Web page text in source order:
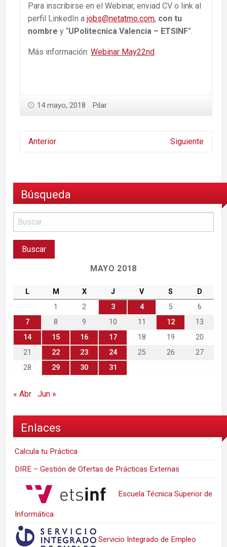
Para inscribirse en el Webinar, enviad CV o link al
perfil LinkedIn a jobs@netatmo.com, con tu
nombre y “UPolitecnica Valencia – ETSINF”.
Más información: Webinar May22nd
14 mayo, 2018 Pilar
Anterior Siguiente
Búsqueda
MAYO 2018
L M X J V S
D
1
2 3 4 5
6
7
8 9 10 11 12
13
14
15 16 17 18 19
20
21
22 23 24 25 26
27
28
29 30 31
« Abr Jun »
Enlaces
Calcula tu Práctica
DIRE – Gestión de Ofertas de Prácticas Externas
Escuela Técnica Superior de
Informática
Servicio Integrado de Empleo